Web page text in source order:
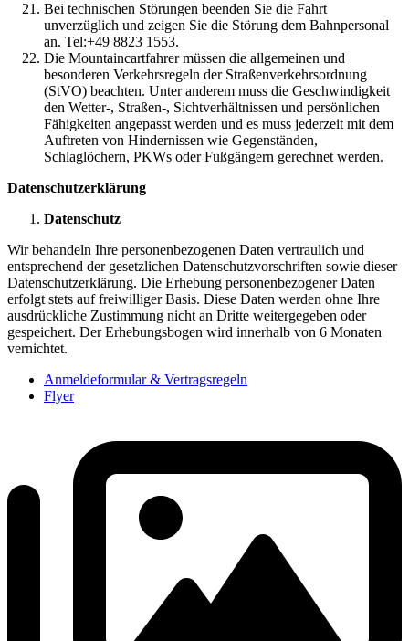
Bei technischen Störungen beenden Sie die Fahrt
unverzüglich und zeigen Sie die Störung dem Bahnpersonal
an. Tel:+49 8823 1553.
Die Mountaincartfahrer müssen die allgemeinen und
besonderen Verkehrsregeln der Straßenverkehrsordnung
(StVO) beachten. Unter anderem muss die Geschwindigkeit
den Wetter-, Straßen-, Sichtverhältnissen und persönlichen
Fähigkeiten angepasst werden und es muss jederzeit mit dem
Auftreten von Hindernissen wie Gegenständen,
Schlaglöchern, PKWs oder Fußgängern gerechnet werden.
Datenschutzerklärung
Datenschutz
Wir behandeln Ihre personenbezogenen Daten vertraulich und
entsprechend der gesetzlichen Datenschutzvorschriften sowie dieser
Datenschutzerklärung. Die Erhebung personenbezogener Daten
erfolgt stets auf freiwilliger Basis. Diese Daten werden ohne Ihre
ausdrückliche Zustimmung nicht an Dritte weitergegeben oder
gespeichert. Der Erhebungsbogen wird innerhalb von 6 Monaten
vernichtet.
Anmeldeformular & Vertragsregeln
Flyer